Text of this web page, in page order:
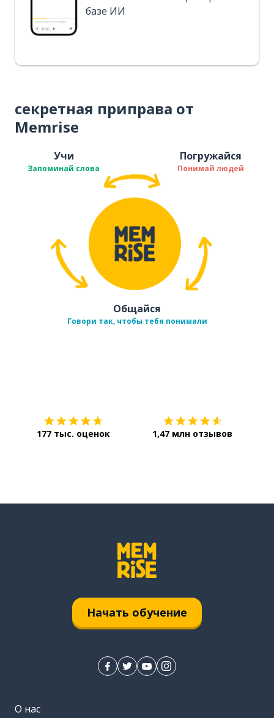
базе ИИ
секретная приправа от
Memrise
Учи
Запоминай слова
Погружайся
Понимай людей
Общайся
Говори так, чтобы тебя понимали
177 тыс. оценок 1,47 млн отзывов
Начать обучение
О нас